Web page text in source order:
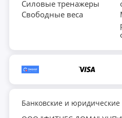
Силовые тренажеры
Свободные веса
Банковские и